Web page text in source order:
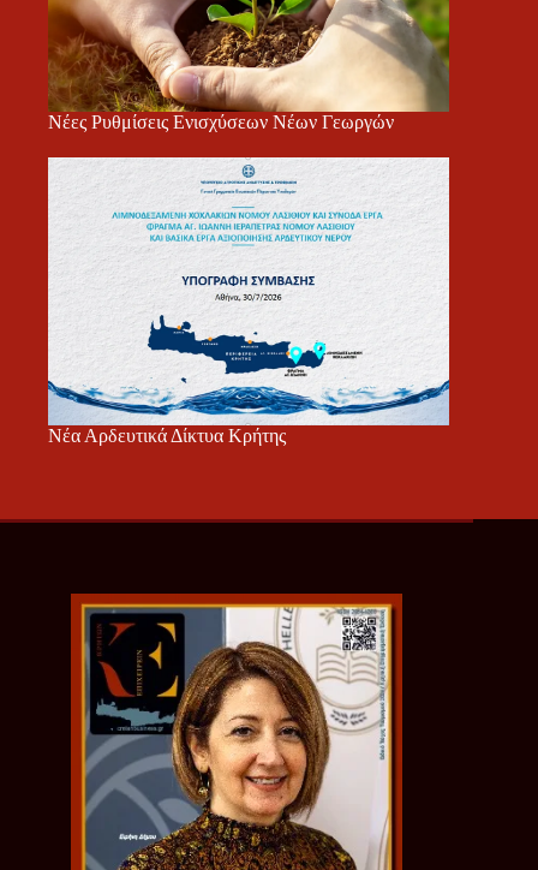
Νέες Ρυθμίσεις Ενισχύσεων Νέων Γεωργών
Νέα Αρδευτικά Δίκτυα Κρήτης